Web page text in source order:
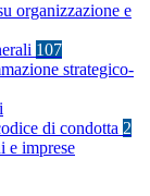
organizzazione e
107
strategico-
di condotta 2
e imprese